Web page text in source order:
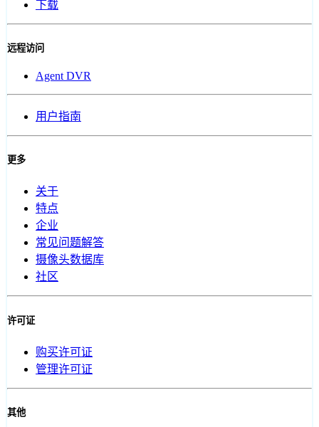
下载
远程访问
Agent DVR
用户指南
更多
关于
特点
企业
常见问题解答
摄像头数据库
社区
许可证
购买许可证
管理许可证
其他